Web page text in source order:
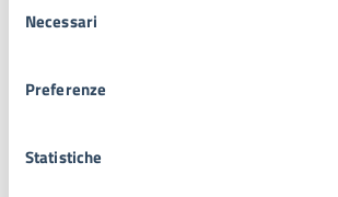
delNecessari
Preferenze
Statistiche
delib_CC_88_2013_approvazione